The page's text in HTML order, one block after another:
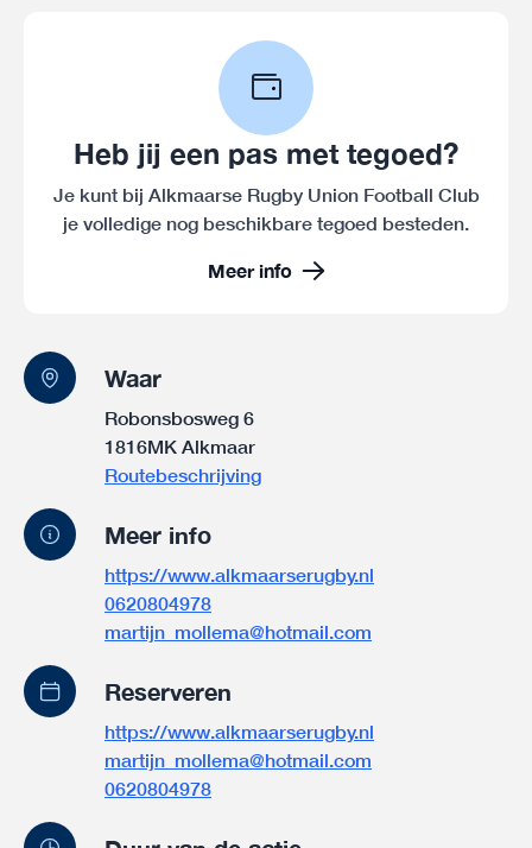
Heb jij een pas met tegoed?
Je kunt bij Alkmaarse Rugby Union Football Club
je volledige nog beschikbare tegoed besteden.
Meer info
Waar
Robonsbosweg 6
1816MK Alkmaar
Routebeschrijving
Meer info
https://www.alkmaarserugby.nl
0620804978
martijn_mollema@hotmail.com
Reserveren
https://www.alkmaarserugby.nl
martijn_mollema@hotmail.com
0620804978